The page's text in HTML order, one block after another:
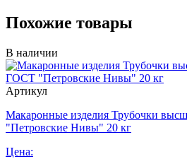
Похожие товары
В наличии
Артикул
Макаронные изделия Трубочки
"Петровские Нивы" 20 кг
Цена: